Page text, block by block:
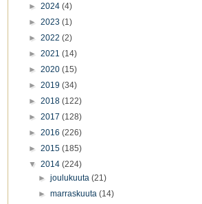
► 2024 (4)
► 2023 (1)
► 2022 (2)
► 2021 (14)
► 2020 (15)
► 2019 (34)
► 2018 (122)
► 2017 (128)
► 2016 (226)
► 2015 (185)
▼ 2014 (224)
►joulukuuta(21)
►marraskuuta(14)